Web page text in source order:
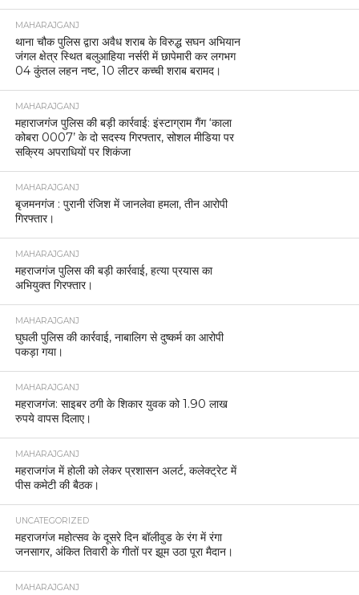
MAHARAJGANJ
थाना चौक पुलिस द्वारा अवैध शराब के विरुद्ध सघन अभियान
जंगल क्षेत्र स्थित बलुआहिया नर्सरी में छापेमारी कर लगभग
04 कुंतल लहन नष्ट, 10 लीटर कच्ची शराब बरामद।
MAHARAJGANJ
महाराजगंज पुलिस की बड़ी कार्रवाई: इंस्टाग्राम गैंग ‘काला
कोबरा 0007’ के दो सदस्य गिरफ्तार, सोशल मीडिया पर
सक्रिय अपराधियों पर शिकंजा
MAHARAJGANJ
बृजमनगंज : पुरानी रंजिश में जानलेवा हमला, तीन आरोपी
गिरफ्तार।
MAHARAJGANJ
महराजगंज पुलिस की बड़ी कार्रवाई, हत्या प्रयास का
अभियुक्त गिरफ्तार।
MAHARAJGANJ
घुघली पुलिस की कार्रवाई, नाबालिग से दुष्कर्म का आरोपी
पकड़ा गया।
MAHARAJGANJ
महराजगंज: साइबर ठगी के शिकार युवक को 1.90 लाख
रुपये वापस दिलाए।
MAHARAJGANJ
महराजगंज में होली को लेकर प्रशासन अलर्ट, कलेक्ट्रेट में
पीस कमेटी की बैठक।
UNCATEGORIZED
महराजगंज महोत्सव के दूसरे दिन बॉलीवुड के रंग में रंगा
जनसागर, अंकित तिवारी के गीतों पर झूम उठा पूरा मैदान।
MAHARAJGANJ